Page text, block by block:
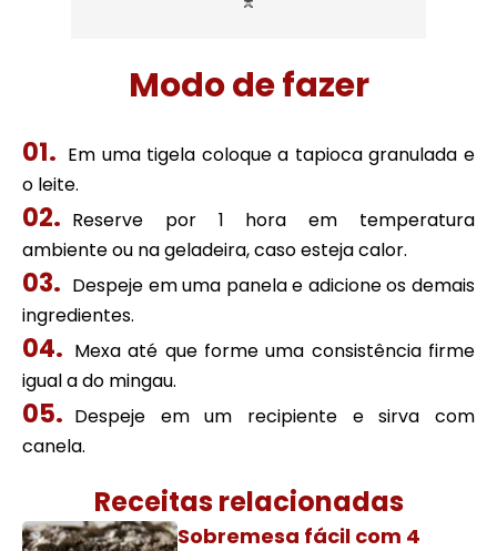
Modo de fazer
Em uma tigela coloque a tapioca granulada e
o leite.
Reserve por 1 hora em temperatura
ambiente ou na geladeira, caso esteja calor.
Despeje em uma panela e adicione os demais
ingredientes.
Mexa até que forme uma consistência firme
igual a do mingau.
Despeje em um recipiente e sirva com
canela.
Receitas relacionadas
Sobremesa fácil com 4